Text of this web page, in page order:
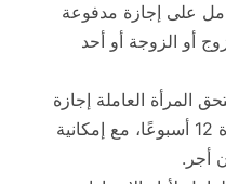
على إجازة مدفوعة
الزوج أو الزوجة أو أحد
المرأة العاملة إجازة
وضع مدفوعة الأجر لمدة 12 أسبوعًا، مع إمكانية
أجر.